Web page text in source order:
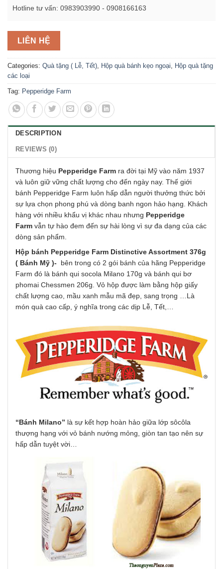
Hotline tư vấn: 0983903990 - 0908166163
LIÊN HỆ
Categories: Quà tặng ( Lễ, Tết), Hộp quà bánh kẹo ngoại, Hộp quà tặng
các loại
Tag: Pepperidge Farm
DESCRIPTION
REVIEWS (0)
Thương hiệu Pepperidge Farm ra đời tại Mỹ vào năm 1937
và luôn giữ vững chất lượng cho đến ngày nay. Thế giới
bánh Pepperidge Farm luôn hấp dẫn người thưởng thức bởi
sự lựa chọn phong phú và dòng banh ngon hảo hạng. Khách
hàng với nhiều khẩu vị khác nhau nhưng Pepperidge
Farm vẫn tự hào đem đến sự hài lòng vì sự đa dạng của các
dòng sản phẩm.
Hộp bánh Pepperidge Farm Distinctive Assortment 376g
( Bánh Mỹ )- bên trong có 2 gói bánh của hãng Pepperidge
Farm đó là bánh qui socola Milano 170g và bánh qui bơ
phomai Chessmen 206g. Vỏ hộp được làm bằng hộp giấy
chất lượng cao, mầu xanh mẫu mã đẹp, sang trọng …Là
món quà cao cấp, ý nghĩa trong các dịp Lễ, Tết,…
“Bánh Milano” là sự kết hợp hoàn hảo giữa lớp sôcôla
thượng hạng với vỏ bánh nướng mỏng, giòn tan tạo nên sự
hấp dẫn tuyệt vời…